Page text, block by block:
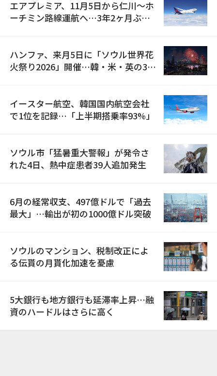
エアプレミア、11月5日から仁川〜ホ
ーチミン路線運航へ…3年2ヶ月ぶり
ハンファ、来月5日に「ソウル世界花
火祭り2026」開催…韓・米・英の3カ
イースター航空、韓国国内航空会社
で1位を記録…「上半期搭乗率93%」
ソウル市「猛暑重大警報」が発令さ
れた4日、熱中症患者39人追加発生
6月の経常収支、497億ドルで「過去
最大」…輸出が初の1000億ドル突破
ソウルのマンション、税制改正によ
る伝貰の月貰化加速を憂慮
5大銀行も地方銀行も延滞率上昇…融
資のハードルはさらに高く